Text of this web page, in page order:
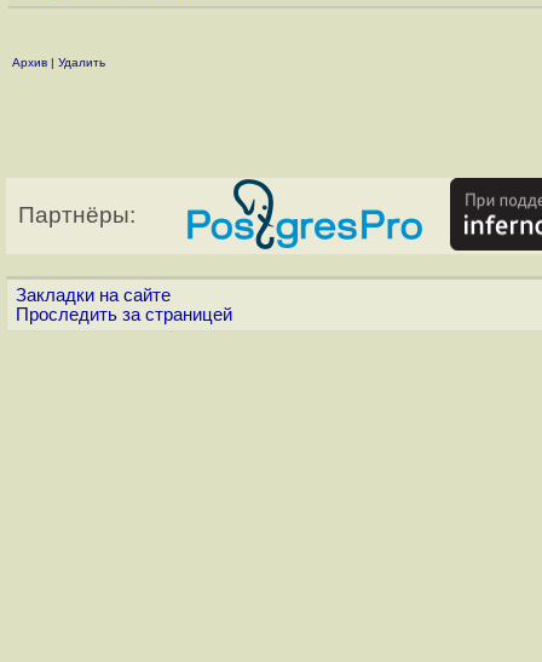
Архив | Удалить
Партнёры:
Закладки на сайте
Проследить за страницей